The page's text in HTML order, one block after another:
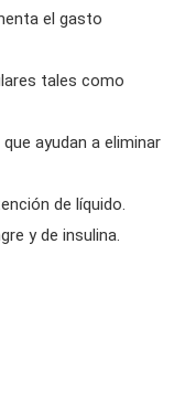
el gasto
tales como
ayudan a eliminar
de líquido.
y de insulina.